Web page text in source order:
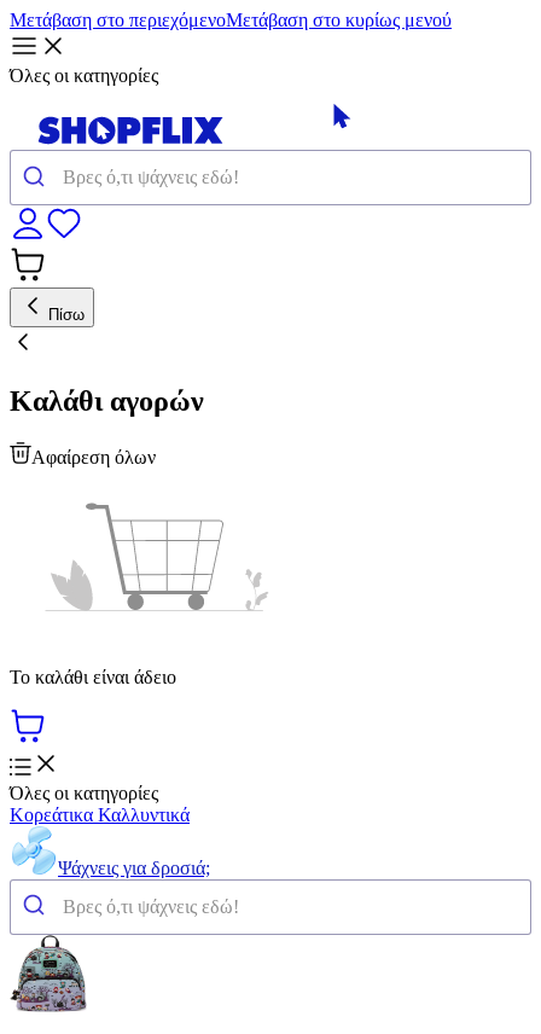
Μετάβαση στο περιεχόμενοΜετάβαση στο κυρίως μενού
Όλες οι κατηγορίες
Πίσω
Καλάθι αγορών
Αφαίρεση όλων
Το καλάθι είναι άδειο
Όλες οι κατηγορίες
Κορεάτικα Καλλυντικά
Ψάχνεις για δροσιά;